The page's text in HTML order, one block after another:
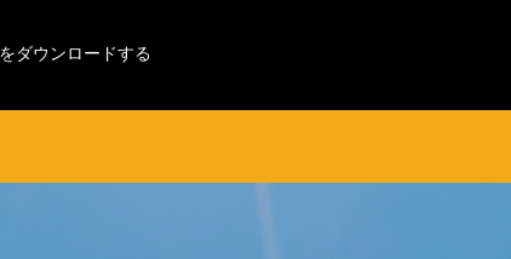
ダウンロードする